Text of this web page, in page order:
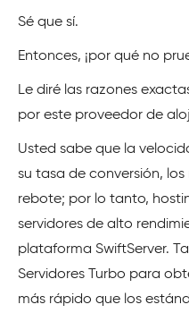
Sé que sí.
Entonces, ¡por qué no
Le diré las razones
por este proveedor de
Usted sabe que la
su tasa de conversión, los
rebote; por lo tanto,
servidores de alto
plataforma SwiftServer.
Servidores Turbo para
más rápido que los